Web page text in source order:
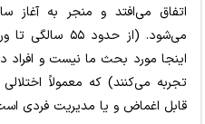
اتفاق می‌افتد و منجر به آغاز
اینجا مورد بحث ما نیست و
تجربه می‌کنند) که معمولاً
قابل اغماض و یا مدیریت فردی